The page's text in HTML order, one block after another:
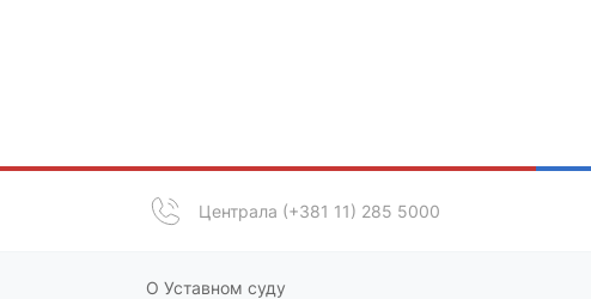
Централа (+381 11) 285 5000
О Уставном суду